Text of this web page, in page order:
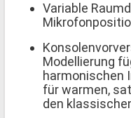
Variable
Modellierung
harmonischen
für warmen,
den